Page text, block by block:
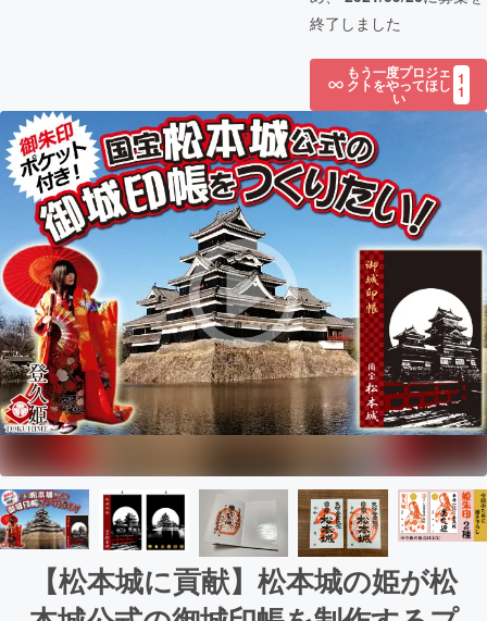
終了しました
もう一度プロジェ
クトをやってほし
い
1
1
【松本城に貢献】松本城の姫が松